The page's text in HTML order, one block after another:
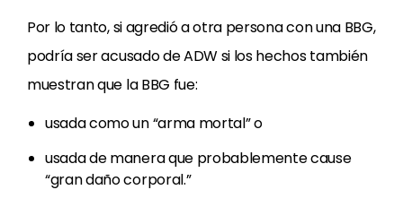
Por lo tanto, si agredió a otra persona con una BBG,
podría ser acusado de ADW si los hechos también
muestran que la BBG fue:
usada como un “arma mortal” o
usada de manera que probablemente cause
“gran daño corporal.”